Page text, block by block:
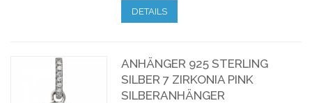
DETAILS
ANHÄNGER 925 STERLING
SILBER 7 ZIRKONIA PINK
SILBERANHÄNGER